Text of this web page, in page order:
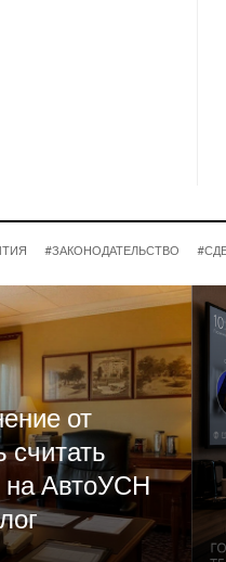
#ЗАКОНОДАТЕЛЬСТВО
от
на АвтоУСН